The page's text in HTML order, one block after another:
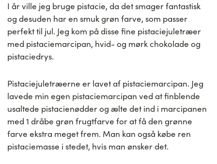
I år ville jeg bruge pistacie, da det smager fantastisk
og desuden har en smuk grøn farve, som passer
perfekt til jul. Jeg kom på disse fine pistaciejuletræer
med pistaciemarcipan, hvid- og mørk chokolade og
pistaciedrys.
Pistaciejuletræerne er lavet af pistaciemarcipan. Jeg
lavede min egen pistaciemarcipan ved at finblende
usaltede pistacienødder og ælte det ind i marcipanen
med 1 dråbe grøn frugtfarve for at få den grønne
farve ekstra meget frem. Man kan også købe ren
pistaciemasse i stedet, hvis man ønsker det.